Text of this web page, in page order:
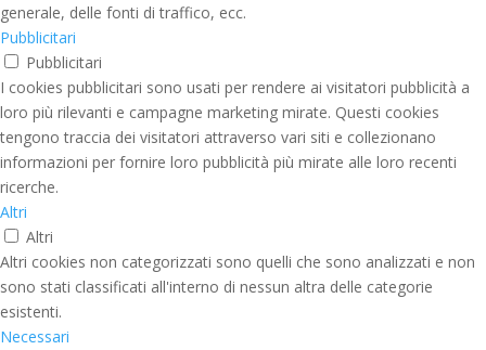
generale, delle fonti di traffico, ecc.
Pubblicitari
Pubblicitari
I cookies pubblicitari sono usati per rendere ai visitatori pubblicità a
loro più rilevanti e campagne marketing mirate. Questi cookies
tengono traccia dei visitatori attraverso vari siti e collezionano
informazioni per fornire loro pubblicità più mirate alle loro recenti
ricerche.
Altri
Altri
Altri cookies non categorizzati sono quelli che sono analizzati e non
sono stati classificati all'interno di nessun altra delle categorie
esistenti.
Necessari